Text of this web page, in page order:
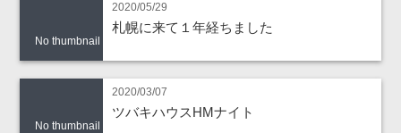
No thumbnail
2020/05/29
札幌に来て１年経ちました
No thumbnail
2020/03/07
ツバキハウスHMナイト